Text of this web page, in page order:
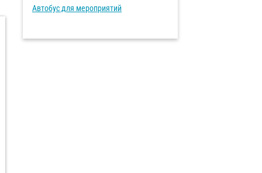
Автобус для мероприятий